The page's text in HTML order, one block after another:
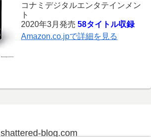
コナミデジタルエンタテインメン
ト
2020年3月発売 58タイトル収録
Amazon.co.jpで詳細を見る
shattered-blog.com